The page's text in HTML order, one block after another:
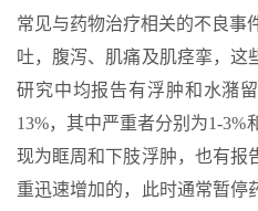
常见与药物治疗相关的不良事
吐，腹泻、肌痛及肌痉挛，这
研究中均报告有浮肿和水潴
13%，其中严重者分别为1-3%
现为眶周和下肢浮肿，也有报
重迅速增加的，此时通常暂停